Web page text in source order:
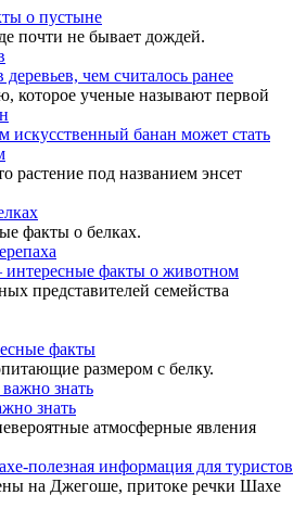
о пустыне
почти не бывает дождей.
чем считалось ранее
которое ученые называют первой
искусственный банан может стать
растение под названием энсет
факты о белках.
интересные факты о животном
представителей семейства
факты
размером с белку.
знать
атмосферные явления
полезная информация для туристов
на Джегоше, притоке речки Шахе